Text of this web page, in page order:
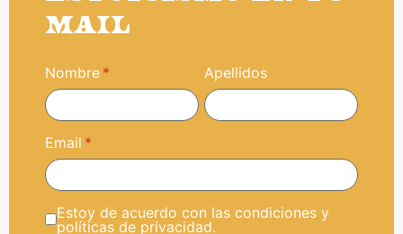
MAIL
Nombre Apellidos
Email
Estoy de acuerdo con las condiciones y
políticas de privacidad.